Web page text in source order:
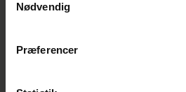
Nødvendig
Præferencer